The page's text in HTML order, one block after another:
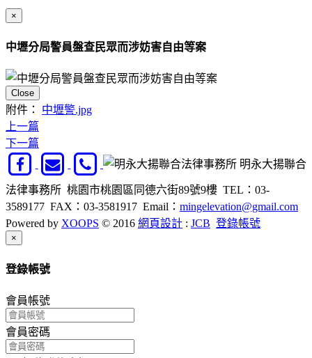
×
中壢分局警員盤查民眾而涉妨害自由等案
Close
附件： 中壢警.jpg
上一篇
下一篇
明永大揚聯合
法律事務所 桃園市桃園區同德六街89號9樓 TEL：03-
3589177 FAX：03-3581917 Email： mingelevation@gmail.com
Powered by XOOPS © 2016 網頁設計 : JCB 登錄帳號
×
登錄帳號
會員帳號
會員密碼